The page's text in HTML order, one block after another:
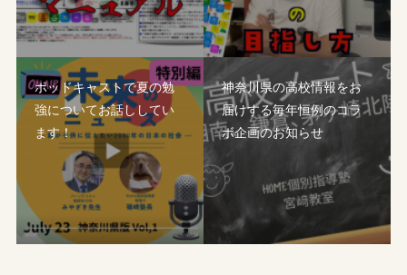
ポッドキャストで夏の勉
強についてお話ししてい
ます！
神奈川県の高校情報をお
届けする毎年恒例のコラ
ボ企画のお知らせ